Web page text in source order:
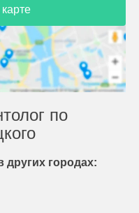
по
других городах: